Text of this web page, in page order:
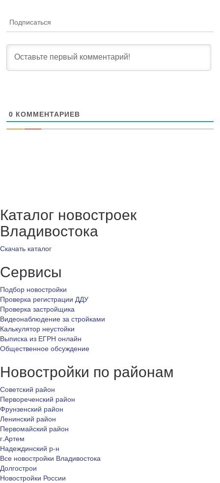
Подписаться
0 КОММЕНТАРИЕВ
Каталог новостроек
Владивостока
Скачать каталог
Сервисы
Подбор новостройки
Проверка регистрации ДДУ
Проверка застройщика
Видеонаблюдение за стройками
Калькулятор неустойки
Выписка из ЕГРН онлайн
Общественное обсуждение
Новостройки по районам
Советский район
Первореченский район
Фрунзенский район
Ленинский район
Первомайский район
г.Артем
Надеждинский р-н
Все новостройки Владивостока
Долгострои
Новостройки России